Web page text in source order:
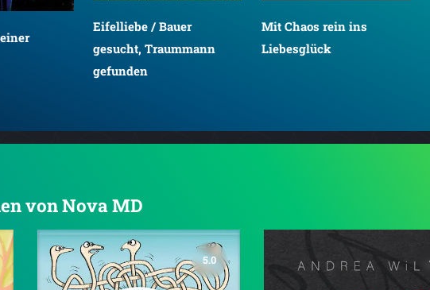
Eifelliebe / Bauer
gesucht, Traummann
gefunden
Mit Chaos rein ins
Liebesglück
von Nova MD
5.0